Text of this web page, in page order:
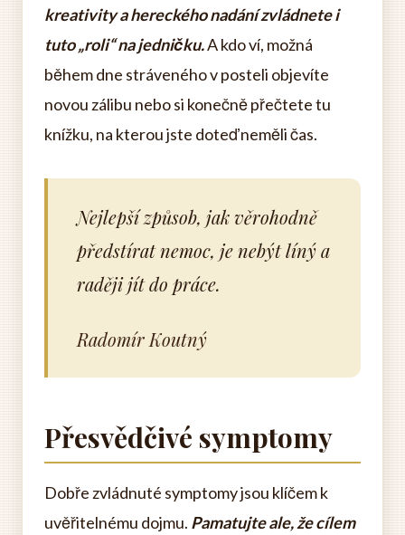
kreativity a hereckého nadání zvládnete i
tuto „roli“ na jedničku.A kdo ví, možná
během dne stráveného v posteli objevíte
novou zálibu nebo si konečně přečtete tu
knížku, na kterou jste doteď neměli čas.
Nejlepší způsob, jak věrohodně
předstírat nemoc, je nebýt líný a
raději jít do práce.
Radomír Koutný
Přesvědčivé symptomy
Dobře zvládnuté symptomy jsou klíčem k
uvěřitelnému dojmu. Pamatujte ale, že cílem